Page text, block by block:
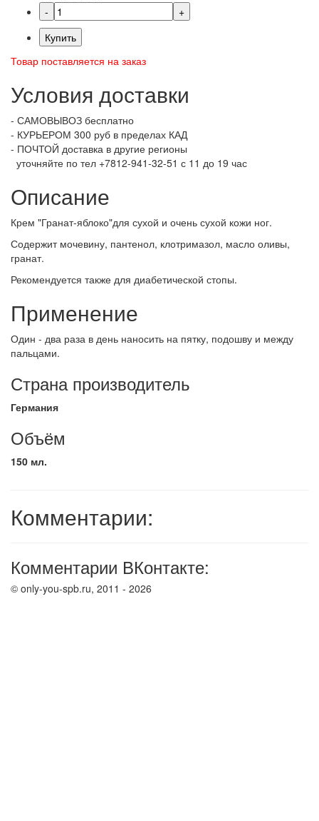
Купить
Товар поставляется на заказ
Условия доставки
- САМОВЫВОЗ бесплатно
- КУРЬЕРОМ 300 руб в пределах КАД
- ПОЧТОЙ доставка в другие регионы
уточняйте по тел +7812-941-32-51 с 11 до 19 час
Описание
Крем "Гранат-яблоко"для сухой и очень сухой кожи ног.
Содержит мочевину, пантенол, клотримазол, масло оливы,
гранат.
Рекомендуется также для диабетической стопы.
Применение
Один - два раза в день наносить на пятку, подошву и между
пальцами.
Страна производитель
Германия
Объём
150 мл.
Комментарии:
Комментарии ВКонтакте:
© only-you-spb.ru, 2011 - 2026